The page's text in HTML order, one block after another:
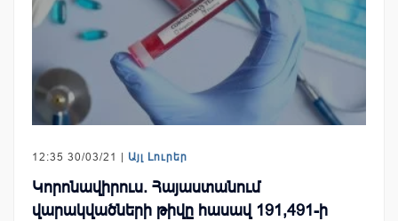
12:35 30/03/21 | Այլ Լուրեր
Կորոնավիրուս. Հայաստանում
վարակվածների թիվը հասավ 191,491-ի